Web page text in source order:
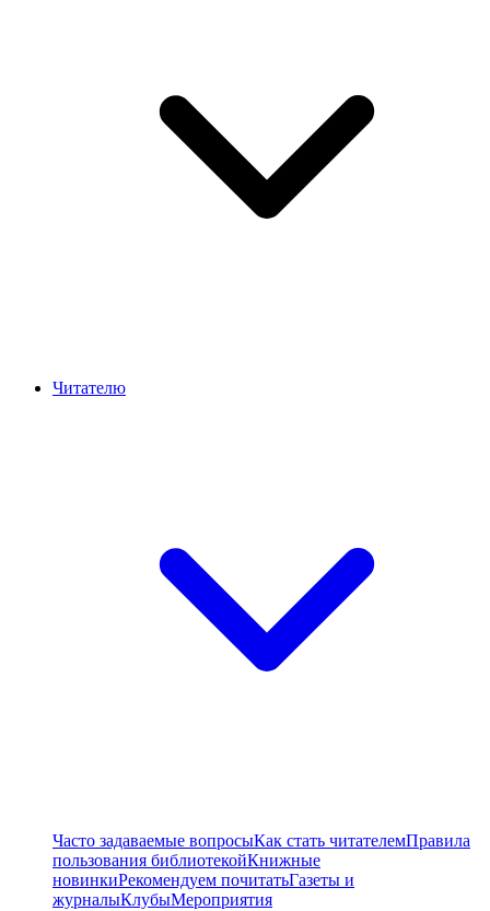
Читателю
Часто задаваемые вопросыКак стать читателемПравила
пользования библиотекойКнижные
новинкиРекомендуем почитатьГазеты и
журналыКлубыМероприятия